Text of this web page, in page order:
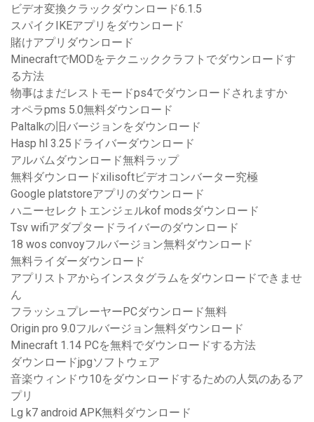
ビデオ変換クラックダウンロード6.1.5
スパイクIKEアプリをダウンロード
賭けアプリダウンロード
MinecraftでMODをテクニッククラフトでダウンロードす
る方法
物事はまだレストモードps4でダウンロードされますか
オペラpms 5.0無料ダウンロード
Paltalkの旧バージョンをダウンロード
Hasp hl 3.25ドライバーダウンロード
アルバムダウンロード無料ラップ
無料ダウンロードxilisoftビデオコンバーター究極
Google platstoreアプリのダウンロード
ハニーセレクトエンジェルkof modsダウンロード
Tsv wifiアダプタードライバーのダウンロード
18 wos convoyフルバージョン無料ダウンロード
無料ライダーダウンロード
アプリストアからインスタグラムをダウンロードできませ
ん
フラッシュプレーヤーPCダウンロード無料
Origin pro 9.0フルバージョン無料ダウンロード
Minecraft 1.14 PCを無料でダウンロードする方法
ダウンロードjpgソフトウェア
音楽ウィンドウ10をダウンロードするための人気のあるア
プリ
Lg k7 android APK無料ダウンロード